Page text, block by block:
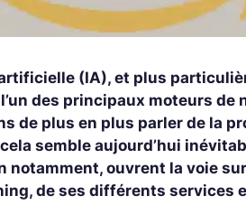
(IA), et plus
des principaux moteurs
de plus en plus parler de la
semble aujourd’hui
notamment, ouvrent la voie
de ses différents services